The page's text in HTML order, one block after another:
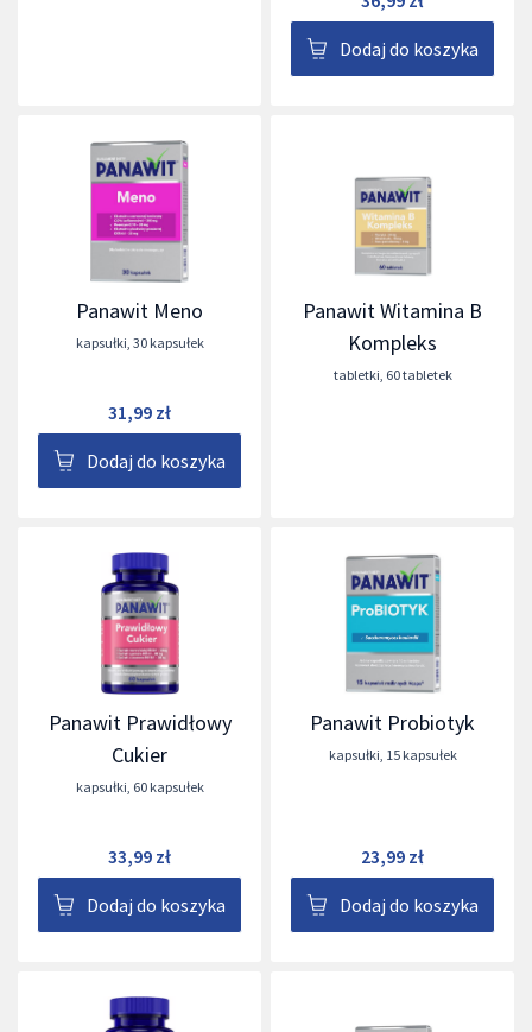
Dodaj do koszyka
Panawit Meno
kapsułki 30 kapsułek
31,99 zł
Dodaj do koszyka
Panawit Witamina B
Kompleks
tabletki 60 tabletek
Panawit Prawidłowy
Cukier
kapsułki 60 kapsułek
33,99 zł
Dodaj do koszyka
Panawit Probiotyk
kapsułki 15 kapsułek
23,99 zł
Dodaj do koszyka